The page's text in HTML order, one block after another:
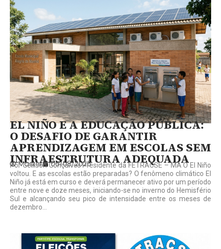
EL NIÑO E A EDUCAÇÃO PÚBLICA:
O DESAFIO DE GARANTIR
APRENDIZAGEM EM ESCOLAS SEM
INFRAESTRUTURA ADEQUADA
Master 05/08/2026
Por Gelilson Gonçalves Presidente da FETRACSE – MA O El Niño
voltou. E as escolas estão preparadas? O fenômeno climático El
Niño já está em curso e deverá permanecer ativo por um período
entre nove e doze meses, iniciando-se no inverno do Hemisfério
Sul e alcançando seu pico de intensidade entre os meses de
dezembro...